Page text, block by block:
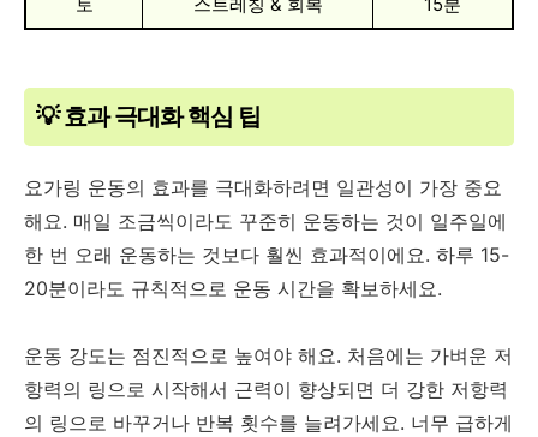
토 스트레칭 & 회복 15분
💡 효과 극대화 핵심 팁
요가링 운동의 효과를 극대화하려면 일관성이 가장 중요
해요. 매일 조금씩이라도 꾸준히 운동하는 것이 일주일에
한 번 오래 운동하는 것보다 훨씬 효과적이에요. 하루 15-
20분이라도 규칙적으로 운동 시간을 확보하세요.
운동 강도는 점진적으로 높여야 해요. 처음에는 가벼운 저
항력의 링으로 시작해서 근력이 향상되면 더 강한 저항력
의 링으로 바꾸거나 반복 횟수를 늘려가세요. 너무 급하게